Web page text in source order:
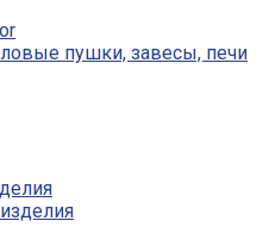
пушки, завесы, печи